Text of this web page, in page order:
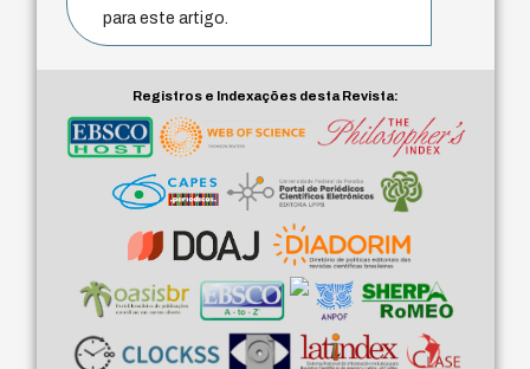
para este artigo.
Registros e Indexações desta Revista: